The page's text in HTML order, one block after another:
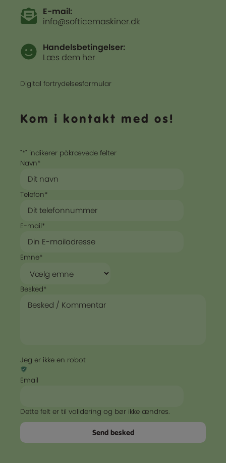
E-mail:
info@softicemaskiner.dk
Handelsbetingelser:
Læs dem her
Digital fortrydelsesformular
Kom i kontakt med os!
"*" indikerer påkrævede felter
Navn*
Telefon*
E-mail*
Emne*
Besked*
Jeg er ikke en robot
Email
Dette felt er til validering og bør ikke ændres.